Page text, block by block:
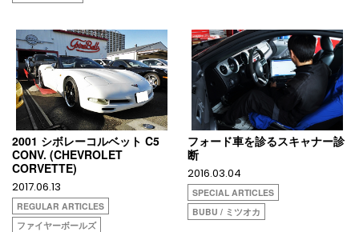
2001 シボレーコルベット C5
CONV. (CHEVROLET
CORVETTE)
2017.06.13
REGULAR ARTICLES
ファイヤーボールズ
フォード車を診るスキャナー診
断
2016.03.04
SPECIAL ARTICLES
BUBU / ミツオカ